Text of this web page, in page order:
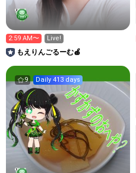
2:59 AM〜 Live!
もえりんごるーむ🍎
9 Daily 413 days